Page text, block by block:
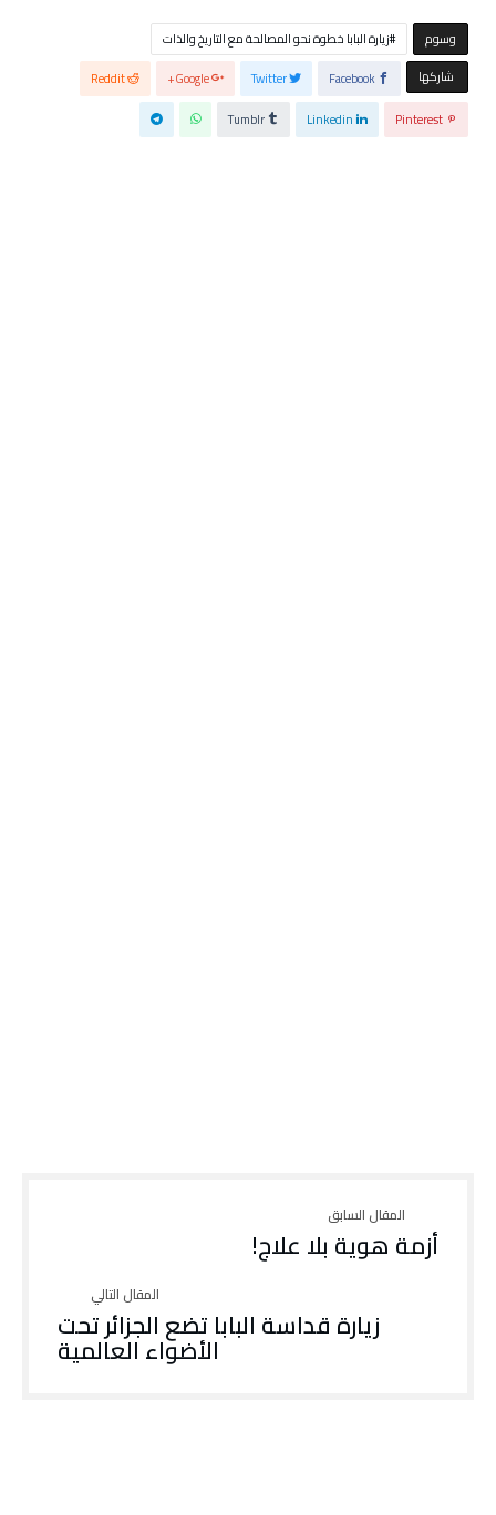
‫‫‫‫وسوم‬
زيارة البابا خطوة نحو المصالحة مع التاريخ والذات
‫‫ شاركها‬
Facebook
Twitter
Google+
Reddit
Pinterest
Linkedin
Tumblr
أزمة هوية بلا علاج!
زيارة قداسة البابا تضع الجزائر تحت
الأضواء العالمية